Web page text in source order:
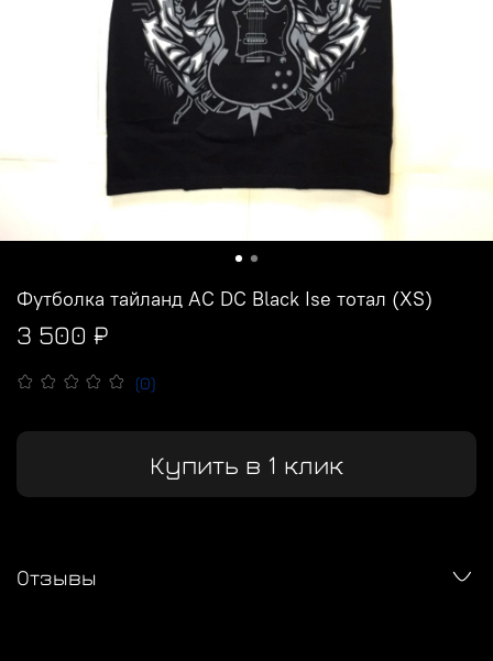
(0)
Футболка тайланд AC DC Black Ise тотал (XS)
3 500 ₽
Купить в 1 клик
Отзывы